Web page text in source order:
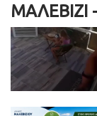
ΜΑΛΕΒΊΖΙ